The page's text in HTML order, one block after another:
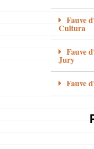
Fauve
Cultura
Fauve
Jury
Fauve